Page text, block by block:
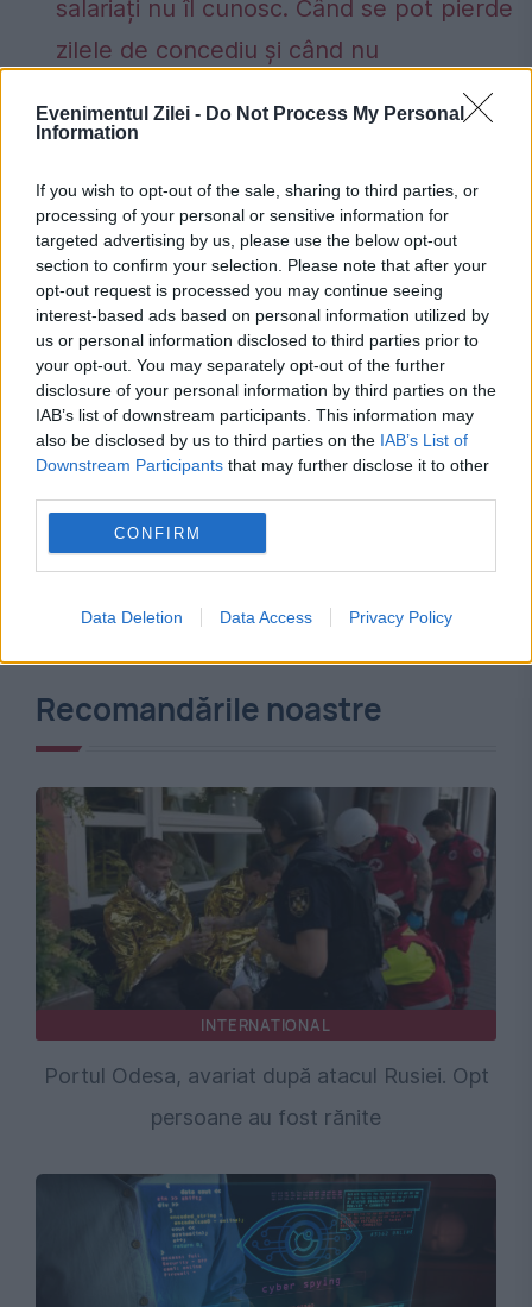
Evenimentul Zilei - Do Not Process My Personal
Information
If you wish to opt-out of the sale, sharing to third parties, or
processing of your personal or sensitive information for
targeted advertising by us, please use the below opt-out
section to confirm your selection. Please note that after your
opt-out request is processed you may continue seeing
interest-based ads based on personal information utilized by
us or personal information disclosed to third parties prior to
your opt-out. You may separately opt-out of the further
disclosure of your personal information by third parties on the
IAB’s list of downstream participants. This information may
also be disclosed by us to third parties on the IAB’s List of
Downstream Participants that may further disclose it to other
CONFIRM
Data Deletion Data Access Privacy Policy
salariați nu îl cunosc. Când se pot pierde
zilele de concediu și când nu
dmitri medvedev nato razboi
razboi ucraina rusia
Recomandările noastre
INTERNATIONAL
Portul Odesa, avariat după atacul Rusiei. Opt
persoane au fost rănite